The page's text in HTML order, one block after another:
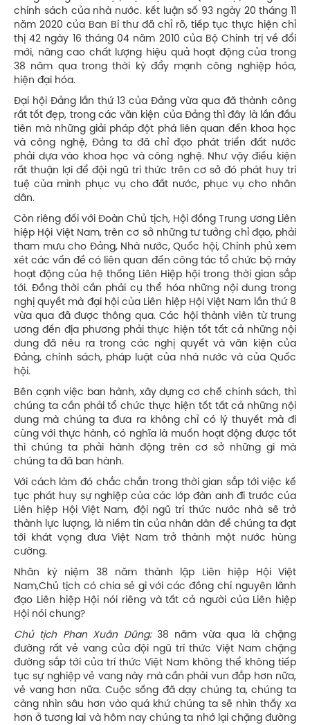
chính sách của nhà nước. kết luận số 93 ngày 20 tháng 11
năm 2020 của Ban Bí thư đã chỉ rõ, tiếp tục thực hiện chỉ
thị 42 ngày 16 tháng 04 năm 2010 của Bộ Chính trị về đổi
mới, nâng cao chất lượng hiệu quả hoạt động của trong
38 năm qua trong thời kỳ đẩy mạnh công nghiệp hóa,
hiện đại hóa.
Đại hội Đảng lần thứ 13 của Đảng vừa qua đã thành công
rất tốt đẹp, trong các văn kiện của Đảng thì đây là lần đầu
tiên mà những giải pháp đột phá liên quan đến khoa học
và công nghệ, Đảng ta đã chỉ đạo phát triển đất nước
phải dựa vào khoa học và công nghệ. Như vậy điều kiện
rất thuận lợi để đội ngũ trí thức trên cơ sở đó phát huy trí
tuệ của mình phục vụ cho đất nước, phục vụ cho nhân
dân.
Còn riêng đối với Đoàn Chủ tịch, Hội đồng Trung ương Liên
hiệp Hội Việt Nam, trên cơ sở những tư tưởng chỉ đạo, phải
tham mưu cho Đảng, Nhà nước, Quốc hội, Chính phủ xem
xét các vấn đề có liên quan đến công tác tổ chức bộ máy
hoạt động của hệ thống Liên Hiệp hội trong thời gian sắp
tới. Đồng thời cần phải cụ thể hóa những nội dung trong
nghị quyết mà đại hội của Liên hiệp Hội Việt Nam lần thứ 8
vừa qua đã được thông qua. Các hội thành viên từ trung
ương đến địa phương phải thực hiện tốt tất cả những nội
dung đã nêu ra trong các nghị quyết và văn kiện của
Đảng, chính sách, pháp luật của nhà nước và của Quốc
hội.
Bên cạnh việc ban hành, xây dựng cơ chế chính sách, thì
chúng ta cần phải tổ chức thực hiện tốt tất cả những nội
dung mà chúng ta đưa ra không chỉ có lý thuyết mà đi
cùng với thực hành, có nghĩa là muốn hoạt động được tốt
thì chúng ta phải hành động trên cơ sở những gì mà
chúng ta đã ban hành.
Với cách làm đó chắc chắn trong thời gian sắp tới việc kế
tục phát huy sự nghiệp của các lớp đàn anh đi trước của
Liên hiệp Hội Việt Nam, đội ngũ trí thức nước nhà sẽ trở
thành lực lượng, là niềm tin của nhân dân để chúng ta đạt
tới khát vọng đưa Việt Nam trở thành một nước hùng
cường.
Nhân kỷ niệm 38 năm thành lập Liên hiệp Hội Việt
Nam,Chủ tịch có chia sẻ gì với các đồng chí nguyên lãnh
đạo Liên hiệp Hội nói riêng và tất cả người của Liên hiệp
Hội nói chung?
Chủ tịch Phan Xuân Dũng: 38 năm vừa qua là chặng
đường rất vẻ vang của đội ngũ trí thức Việt Nam chặng
đường sắp tới của trí thức Việt Nam không thể không tiếp
tục sự nghiệp vẻ vang này mà cần phải vun đắp hơn nữa,
vẻ vang hơn nữa. Cuộc sống đã dạy chúng ta, chúng ta
càng nhìn sâu hơn vào quá khứ chúng ta sẽ nhìn thấy xa
hơn ở tương lai và hôm nay chúng ta nhớ lại chặng đường